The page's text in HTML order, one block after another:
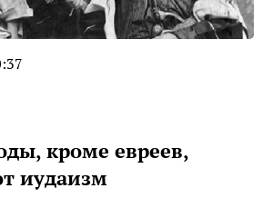
кроме евреев,
иудаизм